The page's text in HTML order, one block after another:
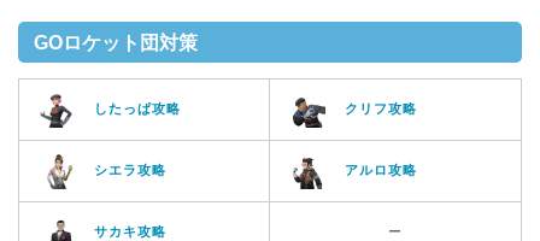
GOロケット団対策
したっぱ攻略 クリフ攻略
シエラ攻略 アルロ攻略
サカキ攻略 ー